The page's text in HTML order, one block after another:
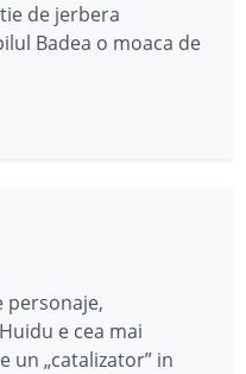
de jerbera
Badea o moaca de
personaje,
e cea mai
un „catalizator” in